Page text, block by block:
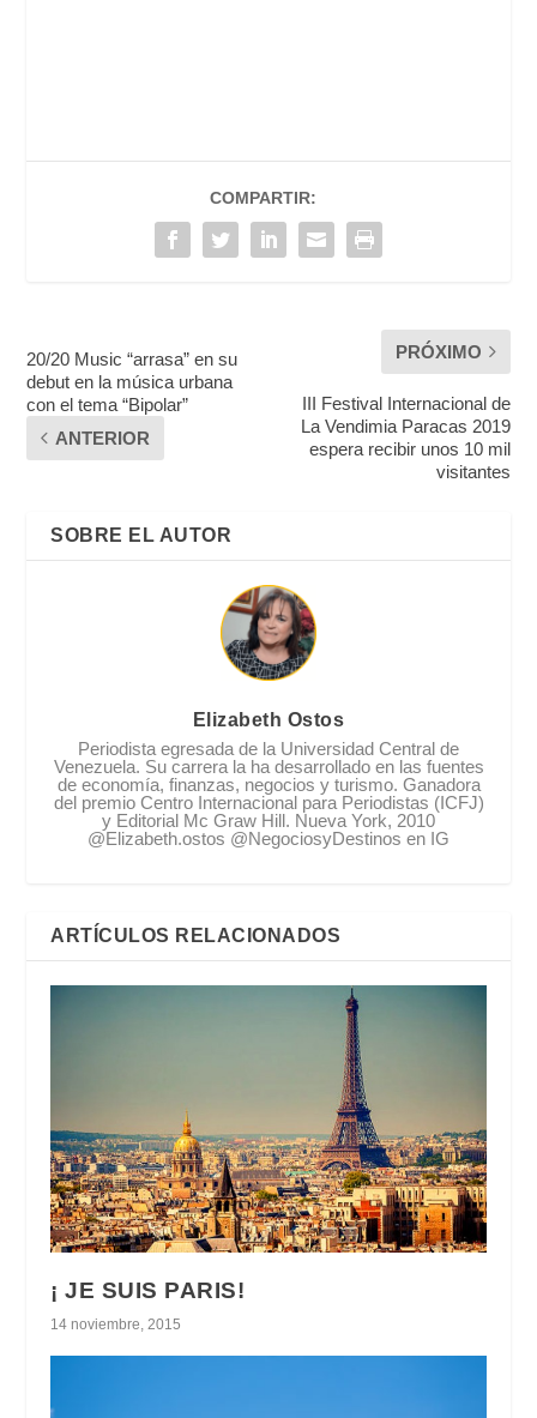
COMPARTIR:
20/20 Music “arrasa” en su
debut en la música urbana
con el tema “Bipolar”
ANTERIOR
PRÓXIMO
III Festival Internacional de
La Vendimia Paracas 2019
espera recibir unos 10 mil
visitantes
SOBRE EL AUTOR
Elizabeth Ostos
Periodista egresada de la Universidad Central de
Venezuela. Su carrera la ha desarrollado en las fuentes
de economía, finanzas, negocios y turismo. Ganadora
del premio Centro Internacional para Periodistas (ICFJ)
y Editorial Mc Graw Hill. Nueva York, 2010
@Elizabeth.ostos @NegociosyDestinos en IG
ARTÍCULOS RELACIONADOS
¡ JE SUIS PARIS!
14 noviembre, 2015